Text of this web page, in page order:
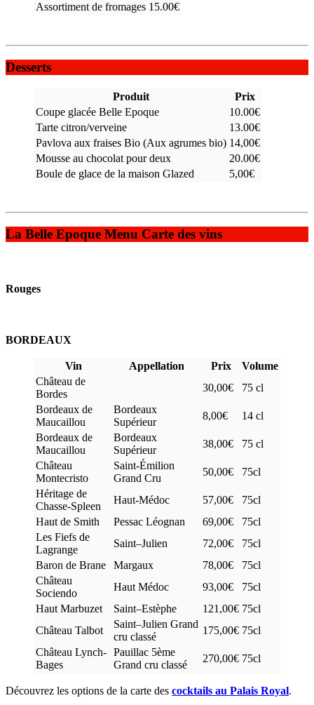
Assortiment de fromages 15.00€
Desserts
Produit
Prix
Coupe glacée Belle Epoque
10.00€
Tarte citron/verveine
13.00€
Pavlova aux fraises Bio (Aux agrumes bio) 14,00€
Mousse au chocolat pour deux
20.00€
Boule de glace de la maison Glazed
5,00€
La Belle Epoque Menu Carte des vins
Rouges
BORDEAUX
Vin Appellation Prix
Volume
Château de
Bordes
30,00€
75 cl
Bordeaux de
Maucaillou
Bordeaux
Supérieur
8,00€
14 cl
Bordeaux de
Maucaillou
Bordeaux
Supérieur
38,00€
75 cl
Château
Montecristo
Saint-Émilion
Grand Cru
50,00€
75cl
Héritage de
Chasse-Spleen
Haut-Médoc 57,00€
75cl
Haut de Smith
Pessac Léognan 69,00€
75cl
Les Fiefs de
Lagrange
Saint–Julien 72,00€
75cl
Baron de Brane
Margaux 78,00€
75cl
Château
Sociendo
Haut Médoc 93,00€
75cl
Haut Marbuzet
Saint–Estèphe 121,00€ 75cl
Château Talbot
Saint–Julien Grand
cru classé
175,00€ 75cl
Château Lynch-
Bages
Pauillac 5ème
Grand cru classé
270,00€ 75cl
Découvrez les options de la carte des cocktails au Palais Royal.